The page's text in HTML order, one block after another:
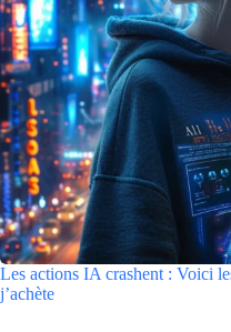
Les actions IA crashent : Voici
j’achète